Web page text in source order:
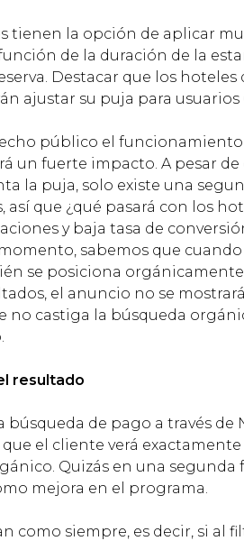
tienen la opción de aplicar
de la duración de la
Destacar que los
ajustar su puja para usuarios
público el
un fuerte impacto. A pesar de
la puja, solo existe una
así que ¿qué pasará con los
y baja tasa de
sabemos que
se posiciona
el anuncio no se
no castiga la búsqueda
resultado
búsqueda de pago a través de
que el cliente verá
Quizás en una segunda
mejora en el programa.
como siempre, es decir, si al